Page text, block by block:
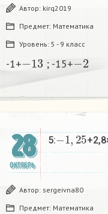
Автор: kirq2019
Предмет: Математика
Уровень: 5 - 9 класс
-1+
13
; -15+
2
28
ОКТЯБРЬ
5:
−1,25
Автор: sergeivna80
Предмет: Математика